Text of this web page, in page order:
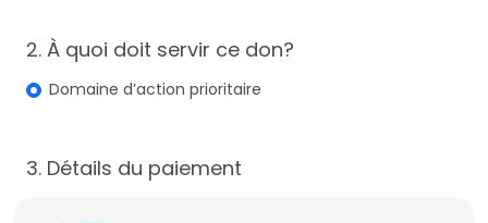
2. À quoi doit servir ce don?
Domaine d’action prioritaire
3. Détails du paiement